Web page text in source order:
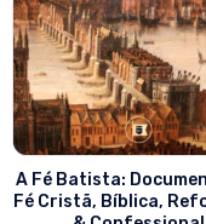
A Fé Batista:
Fé Cristã, Bíblica,